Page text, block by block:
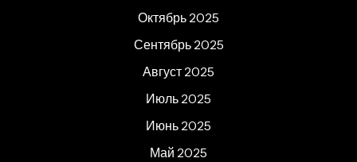
Октябрь 2025
Сентябрь 2025
Август 2025
Июль 2025
Июнь 2025
Май 2025